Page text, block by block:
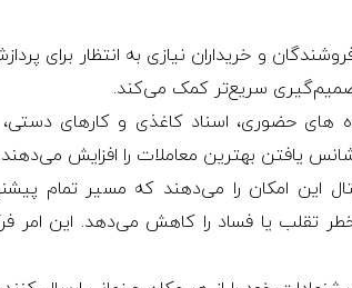
و خریداران نیازی به انتظار برای
سریع‌تر کمک می‌کند.
های حضوری، اسناد کاغذی و کارهای
یافتن بهترین معاملات را افزایش می‌دهند.
این امکان را می‌دهند که مسیر تمام
تقلب یا فساد را کاهش می‌دهد. این امر